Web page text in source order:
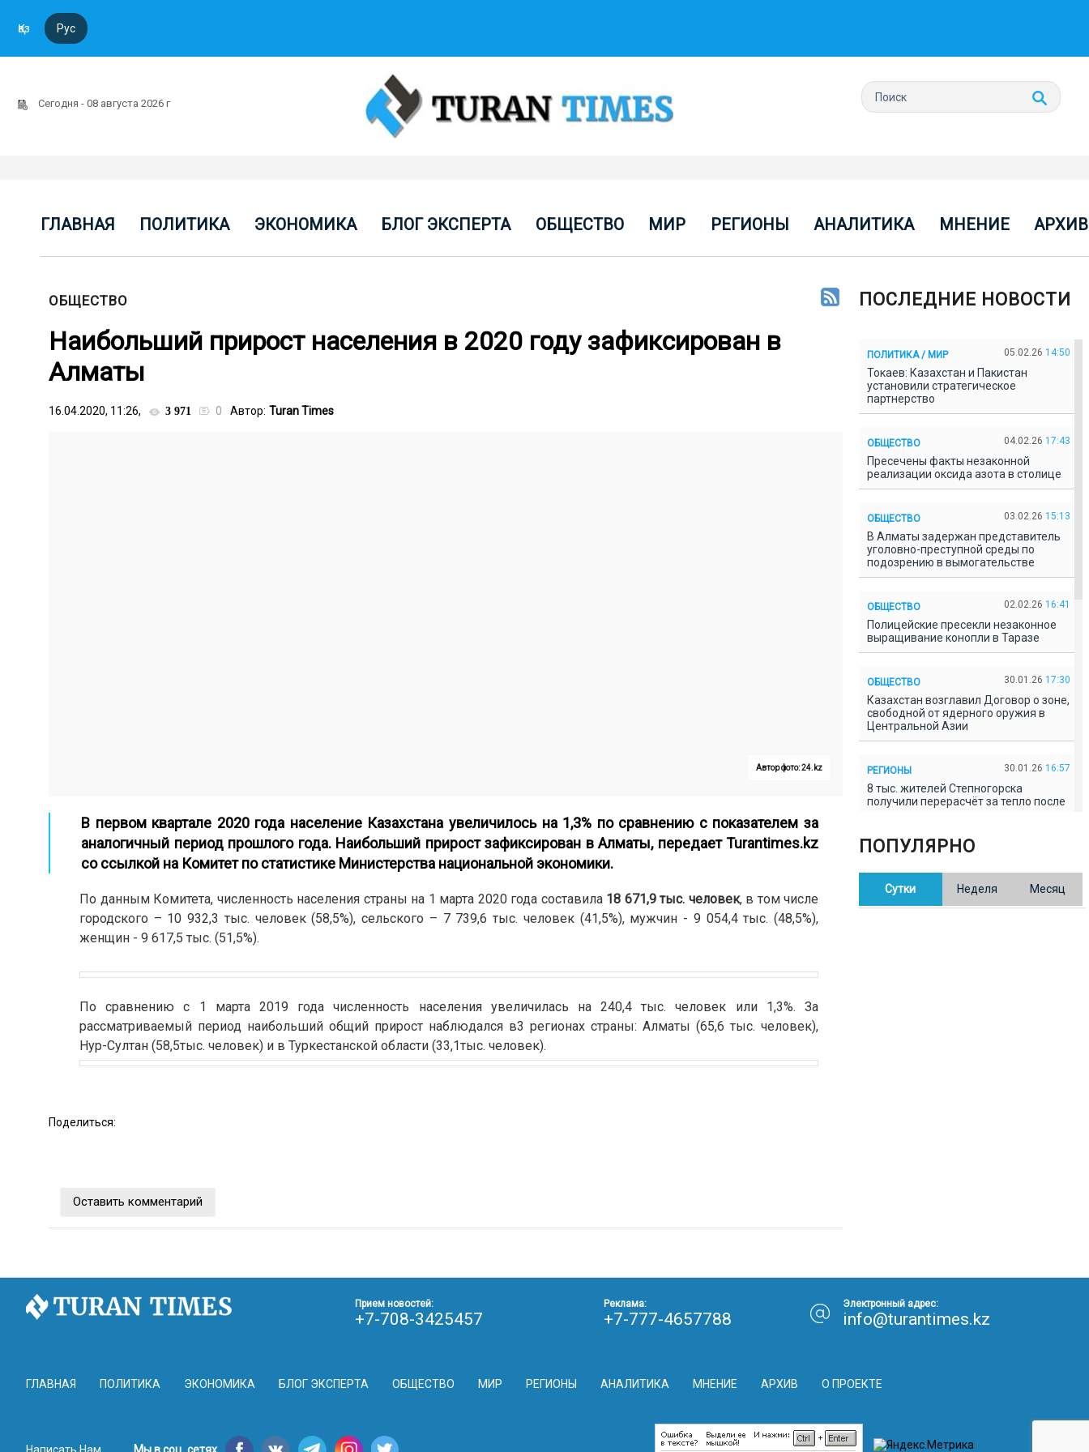
Қаз Рус
Сегодня - 08 августа 2026 г
ГЛАВНАЯ ПОЛИТИКА ЭКОНОМИКА БЛОГ ЭКСПЕРТА ОБЩЕСТВО МИР РЕГИОНЫ АНАЛИТИКА МНЕНИЕ АРХИВ
ОБЩЕСТВО
Наибольший прирост населения в 2020 году зафиксирован в
Алматы
16.04.2020, 11:26, 3 971 0 Автор: Turan Times
Автор фото: 24.kz
В первом квартале 2020 года население Казахстана увеличилось на 1,3% по сравнению с показателем за
аналогичный период прошлого года. Наибольший прирост зафиксирован в Алматы, передаетTurantimes.kz
со ссылкой на Комитет по статистике Министерства национальной экономики.
По данным Комитета, численность населения страны на 1 марта 2020 года составила 18 671,9 тыс. человек, в том числе
городского – 10 932,3 тыс. человек (58,5%), сельского – 7 739,6 тыс. человек (41,5%), мужчин - 9 054,4 тыс. (48,5%),
женщин - 9 617,5 тыс. (51,5%).
По сравнению с 1 марта 2019 года численность населения увеличилась на 240,4 тыс. человек или 1,3%. За
рассматриваемый период наибольший общий прирост наблюдался в3 регионах страны: Алматы (65,6 тыс. человек),
Нур-Султан (58,5тыс. человек) и в Туркестанской области (33,1тыс. человек).
Поделиться:
Оставить комментарий
ПОСЛЕДНИЕ НОВОСТИ
ПОЛИТИКА / МИР 05.02.26 14:50
Токаев: Казахстан и Пакистан
установили стратегическое
партнерство
ОБЩЕСТВО 04.02.26 17:43
Пресечены факты незаконной
реализации оксида азота в столице
ОБЩЕСТВО 03.02.26 15:13
В Алматы задержан представитель
уголовно-преступной среды по
подозрению в вымогательстве
ОБЩЕСТВО 02.02.26 16:41
Полицейские пресекли незаконное
выращивание конопли в Таразе
ОБЩЕСТВО 30.01.26 17:30
Казахстан возглавил Договор о зоне,
свободной от ядерного оружия в
Центральной Азии
РЕГИОНЫ 30.01.26 16:57
8 тыс. жителей Степногорска
получили перерасчёт за тепло после
В Казахстане готовят новую
редакцию Конституции: меняется
ПОПУЛЯРНО
Сутки Неделя Месяц
ГЛАВНАЯ ПОЛИТИКА ЭКОНОМИКА БЛОГ ЭКСПЕРТА ОБЩЕСТВО МИР РЕГИОНЫ АНАЛИТИКА МНЕНИЕ АРХИВ О ПРОЕКТЕ
Прием новостей:
+7-708-3425457
Реклама:
+7-777-4657788
Электронный адрес:
info@turantimes.kz